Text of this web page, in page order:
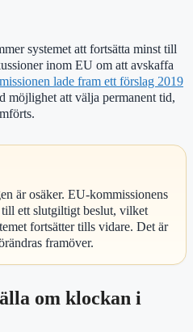
systemet att fortsätta minst till
inom EU om att avskaffa
lade fram ett förslag 2019
möjlighet att välja permanent tid,
är osäker. EU-kommissionens
ett slutgiltigt beslut, vilket
fortsätter tills vidare. Det är
framöver.
om klockan i